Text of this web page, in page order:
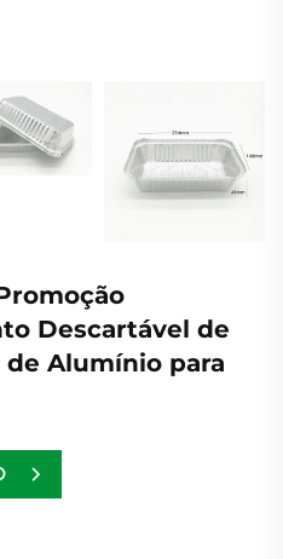
Descartável de
Alumínio para